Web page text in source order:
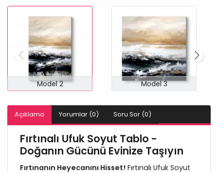
Model 2 Model 3
Açıklama Yorumlar (0) Soru Sor (0)
Fırtınalı Ufuk Soyut Tablo -
Doğanın Gücünü Evinize Taşıyın
Fırtınanın Heyecanını Hisset! Fırtınalı Ufuk Soyut